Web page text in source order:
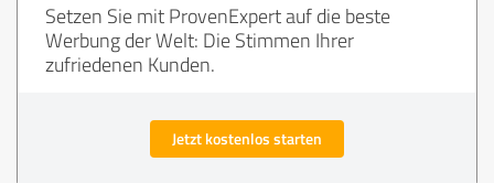
Setzen Sie mit ProvenExpert auf die beste
Werbung der Welt: Die Stimmen Ihrer
zufriedenen Kunden.
Jetzt kostenlos starten